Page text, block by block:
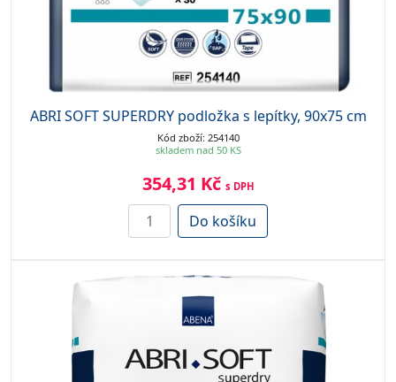
ABRI SOFT SUPERDRY podložka s lepítky, 90x75 cm
Kód zboží: 254140
skladem nad 50 KS
354,31 Kč s DPH
Do košíku